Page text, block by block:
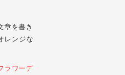
章を書き
レンジな
ラワーデ